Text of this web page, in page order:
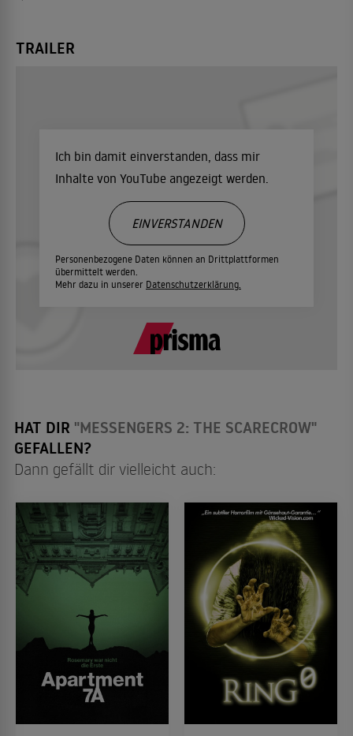
TRAILER
Ich bin damit einverstanden, dass mir
Inhalte von YouTube angezeigt werden.
Personenbezogene Daten können an Drittplattformen
übermittelt werden.
Mehr dazu in unserer Datenschutzerklärung.
EINVERSTANDEN
HAT DIR "MESSENGERS 2: THE SCARECROW"
GEFALLEN?
Dann gefällt dir vielleicht auch: